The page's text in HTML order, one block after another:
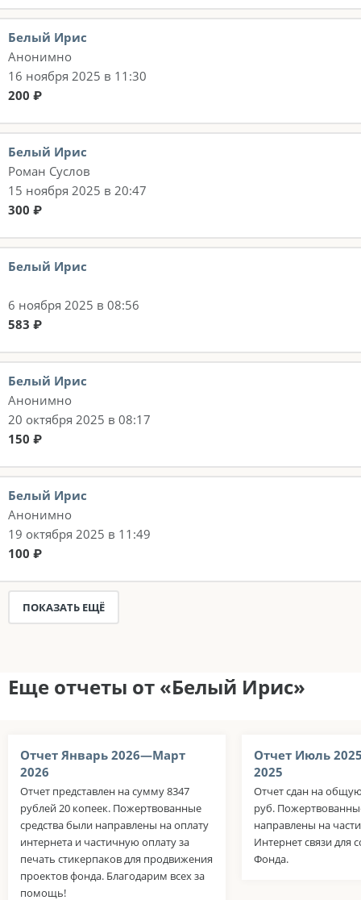
Белый Ирис
Анонимно
16 ноября 2025 в 11:30
200 ₽
Белый Ирис
Роман Суслов
15 ноября 2025 в 20:47
300 ₽
Белый Ирис
6 ноября 2025 в 08:56
583 ₽
Белый Ирис
Анонимно
20 октября 2025 в 08:17
150 ₽
Белый Ирис
Анонимно
19 октября 2025 в 11:49
100 ₽
ПОКАЗАТЬ ЕЩЁ
Еще отчеты от «Белый Ирис»
Отчет Январь 2026—Март
2026
Отчет представлен на сумму 8347
рублей 20 копеек. Пожертвованные
средства были направлены на оплату
интернета и частичную оплату за
печать стикерпаков для продвижения
проектов фонда. Благодарим всех за
помощь!
Отчет Июль
2025
Отчет сдан на
руб.
направлены на
Интернет связи для
Фонда.